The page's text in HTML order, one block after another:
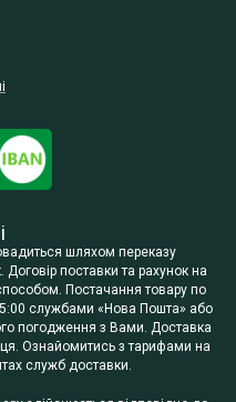
шляхом переказу
поставки та рахунок на
Постачання товару по
службами «Нова Пошта» або
погодження з Вами. Доставка
Ознайомитись з тарифами на
служб доставки.